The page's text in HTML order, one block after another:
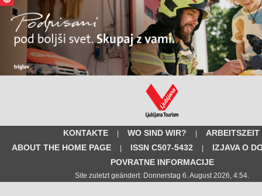
KONTAKTE WO SIND WIR?
ARBEITSZEIT
ABOUT THE HOME PAGE
ISSN C507-5432
IZJAVA O
POVRATNE INFORMACIJE
Site zuletzt geändert: Donnerstag 6. August 2026, 4:54.